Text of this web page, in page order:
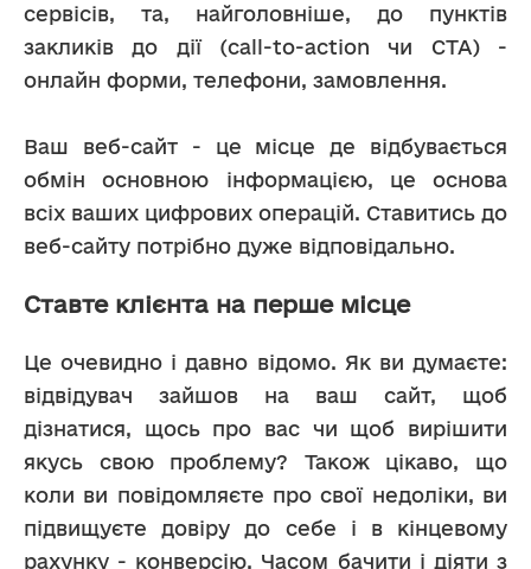
сервісів, та, найголовніше, до пунктів
закликів до дії (call-to-action чи CTA) -
онлайн форми, телефони, замовлення.
Ваш веб-сайт - це місце де відбувається
обмін основною інформацією, це основа
всіх ваших цифрових операцій. Ставитись до
веб-сайту потрібно дуже відповідально.
Ставте клієнта на перше місце
Це очевидно і давно відомо. Як ви думаєте:
відвідувач зайшов на ваш сайт, щоб
дізнатися, щось про вас чи щоб вирішити
якусь свою проблему? Також цікаво, що
коли ви повідомляєте про свої недоліки, ви
підвищуєте довіру до себе і в кінцевому
рахунку - конверсію. Часом бачити і діяти з